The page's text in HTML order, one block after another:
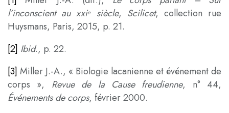
l’inconscient au xxiesiècle, Scilicet, collection rue
Huysmans, Paris, 2015, p. 21.
[2] Ibid., p. 22.
[3] Miller J.-A., « Biologie lacanienne et événement de
corps », Revue de la Cause freudienne, n° 44,
Événements de corps, février 2000.